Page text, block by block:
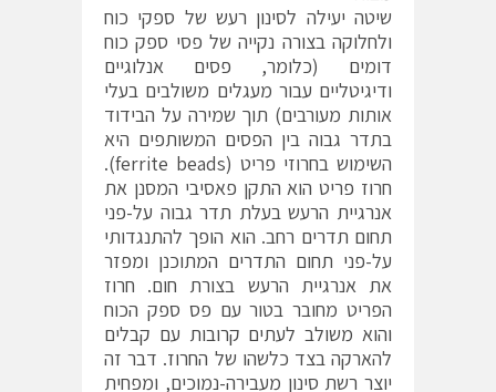
שיטה יעילה לסינון רעש של ספקי כוח
ולחלוקה בצורה נקייה של פסי ספק כוח
דומים (כלומר, פסים אנלוגיים
ודיגיטליים עבור מעגלים משולבים בעלי
אותות מעורבים) תוך שמירה על הבידוד
בתדר גבוה בין הפסים המשותפים היא
השימוש בחרוזי פריט (ferrite beads).
חרוז פריט הוא התקן פאסיבי המסנן את
אנרגיית הרעש בעלת תדר גבוה על-פני
תחום תדרים רחב. הוא הופך להתנגדותי
על-פני תחום התדרים המתוכנן ומפזר
את אנרגיית הרעש בצורת חום. חרוז
הפריט מחובר בטור עם פס ספק הכוח
והוא משולב לעתים קרובות עם קבלים
להארקה בצד כלשהו של החרוז. דבר זה
יוצר רשת סינון מעבירה-נמוכים, ומפחית